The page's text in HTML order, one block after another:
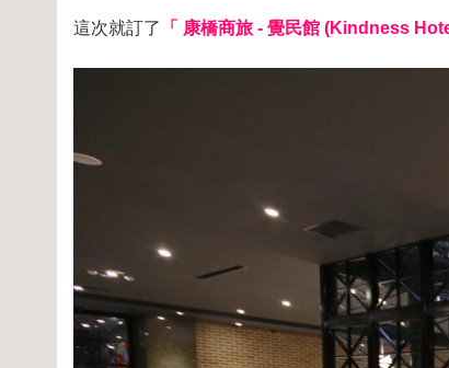
這次就訂了 「 康橋商旅 - 覺民館 (Kindness